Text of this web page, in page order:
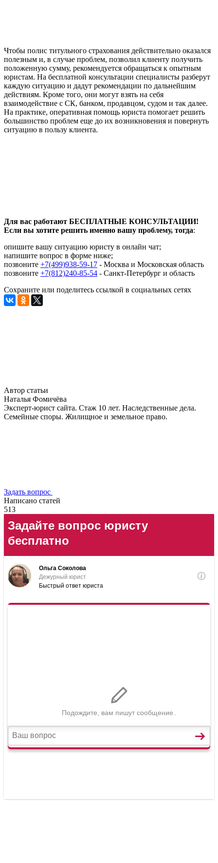
Чтобы полис титульного страхования действительно оказался
полезным и, в случае проблем, позволил клиенту получить
положенную сумму, рекомендуется обращаться к опытным
юристам. На бесплатной консультации специалисты разберут
каждую ситуацию и дадут рекомендации по дальнейшим
действиям. Кроме того, они могут взять на себя
взаимодействие с СК, банком, продавцом, судом и так далее.
На практике, оперативная помощь юриста помогает решить
большинство проблем еще до их возникновения и повернуть
ситуацию в пользу клиента.
Для вас работают БЕСПЛАТНЫЕ КОНСУЛЬТАЦИИ!
Если вы хотите решить именно вашу проблему, тогда:
опишите вашу ситуацию юристу в онлайн чат;
напишите вопрос в форме ниже;
позвоните +7(499)938-59-17 - Москва и Московская область
позвоните +7(812)240-85-54 - Санкт-Петербург и область
Сохраните или поделитесь ссылкой в социальных сетях
Автор статьи
Наталья Фомичёва
Эксперт-юрист сайта. Стаж 10 лет. Наследственные дела.
Семейные споры. Жилищное и земельное право.
Задать вопрос
Написано статей
513